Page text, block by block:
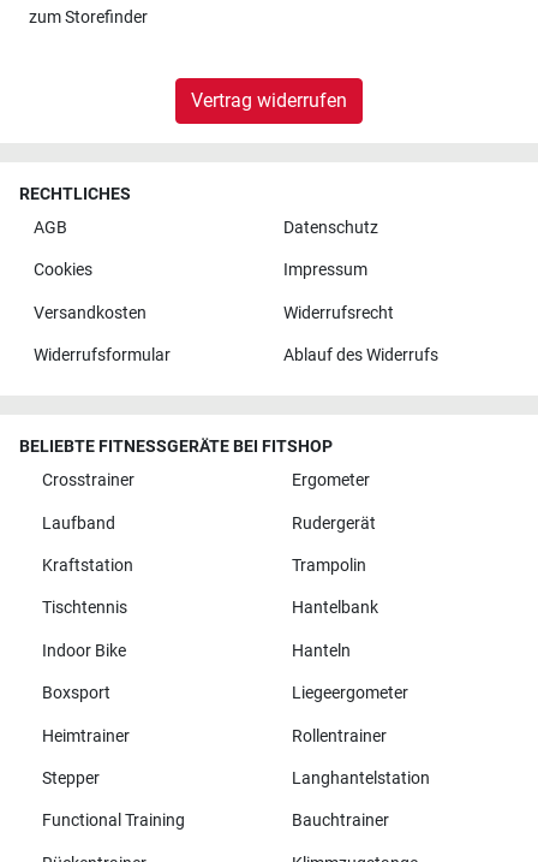
zumStorefinder
Vertrag widerrufen
RECHTLICHES
AGB
Datenschutz
Cookies Impressum
Versandkosten Widerrufsrecht
Widerrufsformular Ablauf des Widerrufs
BELIEBTE FITNESSGERÄTE BEI FITSHOP
Crosstrainer
Ergometer
Laufband Rudergerät
Kraftstation Trampolin
Tischtennis Hantelbank
Indoor Bike Hanteln
Boxsport Liegeergometer
Heimtrainer Rollentrainer
Stepper Langhantelstation
Functional Training Bauchtrainer